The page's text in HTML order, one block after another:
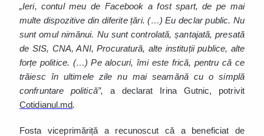
„Ieri, contul meu de Facebook a fost spart, de pe mai
multe dispozitive din diferite țări. (…) Eu declar public. Nu
sunt omul nimănui. Nu sunt controlată, șantajată, presată
de SIS, CNA, ANI, Procuratură, alte instituții publice, alte
forțe politice. (…) Pe alocuri, îmi este frică, pentru că ce
trăiesc în ultimele zile nu mai seamănă cu o simplă
confruntare politică”, a declarat Irina Gutnic, potrivit
Cotidianul.md.
Fosta viceprimăriță a recunoscut că a beneficiat de